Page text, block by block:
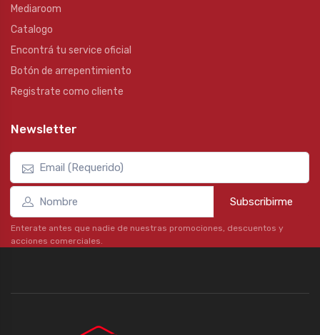
Mediaroom
Catalogo
Encontrá tu service oficial
Botón de arrepentimiento
Registrate como cliente
Newsletter
Subscribirme
Enterate antes que nadie de nuestras promociones, descuentos y
acciones comerciales.